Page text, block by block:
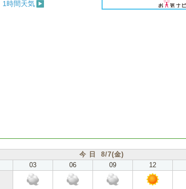
1時間天気
今 日 8/7(金)
03 06 09 12